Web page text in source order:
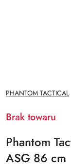
NAZWA
PRODUCENTA:
PHANTOM TACTICAL
Brak towaru
Phantom
ASG 86 cm